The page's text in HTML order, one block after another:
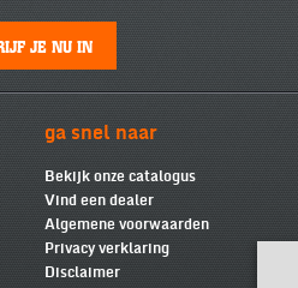
JE NU IN
ga snel naar
Bekijk onze catalogus
Vind een dealer
Algemene voorwaarden
Privacy verklaring
Disclaimer